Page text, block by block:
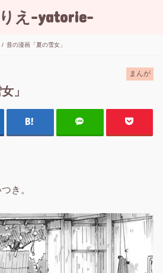
え-yatorie-
昔の漫画「夏の雪女」
まんが
」
き。